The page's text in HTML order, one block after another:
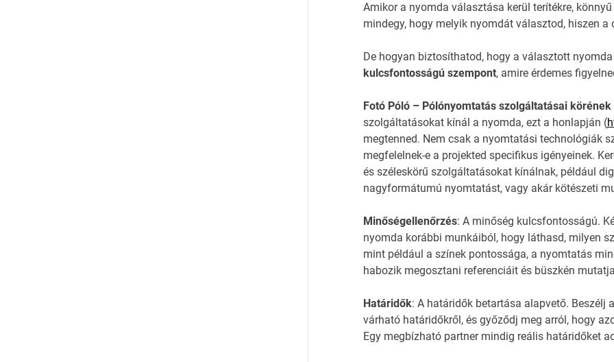
Amikor a nyomda választása kerül terítékre,
mindegy, hogy melyik nyomdát választod, hiszen
De hogyan biztosíthatod, hogy a választott
kulcsfontosságú szempont, amire érdemes
Fotó Póló – Pólónyomtatás szolgáltatásai
szolgáltatásokat kínál a nyomda, ezt a honlapján (
megtenned. Nem csak a nyomtatási technológiák
megfelelnek-e a projekted specifikus igényeinek.
és széleskörű szolgáltatásokat kínálnak, például
nagyformátumú nyomtatást, vagy akár kötészeti
Minőségellenőrzés: A minőség kulcsfontosságú.
nyomda korábbi munkáiból, hogy láthasd, milyen
mint például a színek pontossága, a nyomtatás
habozik megosztani referenciáit és büszkén
Határidők: A határidők betartása alapvető.
várható határidőkről, és győződj meg arról, hogy
Egy megbízható partner mindig reális határidőket